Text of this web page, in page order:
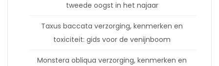
tweede oogst in het najaar
Taxus baccata verzorging, kenmerken en
toxiciteit: gids voor de venijnboom
Monstera obliqua verzorging, kenmerken en